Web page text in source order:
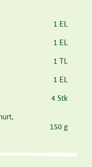
1 EL
1 EL
1 TL
1 EL
4 Stk
150 g